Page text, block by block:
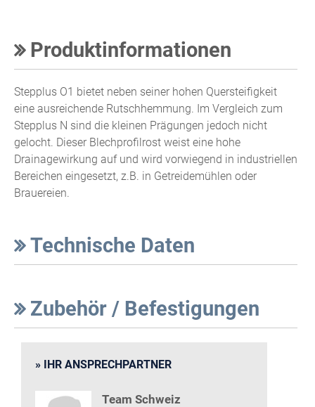
Produktinformationen
Stepplus O1 bietet neben seiner hohen Quersteifigkeit
eine ausreichende Rutschhemmung. Im Vergleich zum
Stepplus N sind die kleinen Prägungen jedoch nicht
gelocht. Dieser Blechprofilrost weist eine hohe
Drainagewirkung auf und wird vorwiegend in industriellen
Bereichen eingesetzt, z.B. in Getreidemühlen oder
Brauereien.
Technische Daten
Zubehör / Befestigungen
IHR ANSPRECHPARTNER
Team Schweiz